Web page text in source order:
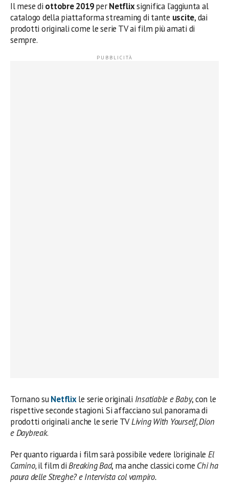
Il mese di ottobre 2019perNetflixsignifica l’aggiunta al
catalogo della piattaforma streaming di tante uscite, dai
prodotti originali come le serie TV ai film più amati di
sempre.
Tornano suNetflixle serie originali Insatiable e Baby, con le
rispettive seconde stagioni. Si affacciano sul panorama di
prodotti originali anche le serie TVLiving With Yourself, Dion
e Daybreak.
Per quanto riguarda i film sarà possibile vedere l’originale El
Camino,il film diBreaking Bad, ma anche classici come Chi ha
paura delle Streghe? e Intervista col vampiro.